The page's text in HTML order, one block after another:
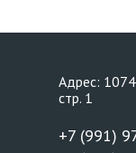
Адрес:
стр. 1
+7 (991)